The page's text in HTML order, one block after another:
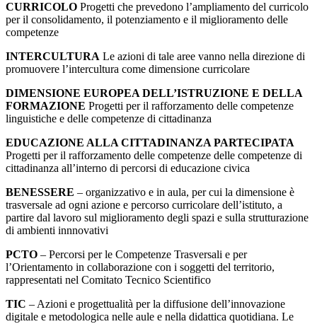
CURRICOLO Progetti che prevedono l’ampliamento del curricolo
per il consolidamento, il potenziamento e il miglioramento delle
competenze
INTERCULTURA Le azioni di tale aree vanno nella direzione di
promuovere l’intercultura come dimensione curricolare
DIMENSIONE EUROPEA DELL’ISTRUZIONE E DELLA
FORMAZIONE Progetti per il rafforzamento delle competenze
linguistiche e delle competenze di cittadinanza
EDUCAZIONE ALLA CITTADINANZA PARTECIPATA
Progetti per il rafforzamento delle competenze delle competenze di
cittadinanza all’interno di percorsi di educazione civica
BENESSERE – organizzativo e in aula, per cui la dimensione è
trasversale ad ogni azione e percorso curricolare dell’istituto, a
partire dal lavoro sul miglioramento degli spazi e sulla strutturazione
di ambienti innnovativi
PCTO – Percorsi per le Competenze Trasversali e per
l’Orientamento in collaborazione con i soggetti del territorio,
rappresentati nel Comitato Tecnico Scientifico
TIC – Azioni e progettualità per la diffusione dell’innovazione
digitale e metodologica nelle aule e nella didattica quotidiana. Le